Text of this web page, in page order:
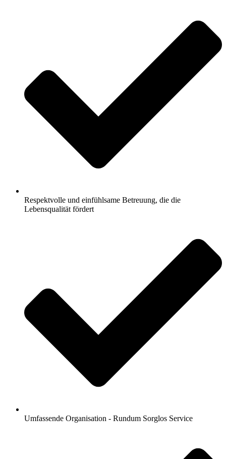
Respektvolle und einfühlsame Betreuung, die die
Lebensqualität fördert
Umfassende Organisation - Rundum Sorglos Service